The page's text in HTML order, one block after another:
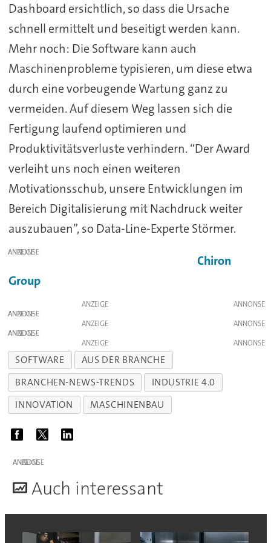
Dashboard ersichtlich, so dass die Ursache
schnell ermittelt und beseitigt werden kann.
Mehr noch: Die Software kann auch
Maschinenprobleme typisieren, um diese etwa
durch eine vorbeugende Wartung ganz zu
vermeiden. Auf diesem Weg lassen sich die
Fertigung laufend optimieren und
Produktivitätsverluste verhindern. “Der Award
verleiht uns noch einen weiteren
Motivationsschub, unsere Entwicklungen im
Bereich Digitalisierung mit Nachdruck weiter
auszubauen”, so Data-Line-Experte Störmer.
ANZEIGE
Chiron
Group
ANZEIGE
ANZEIGE
ANZEIGE
ANZEIGE
ANZEIGE
SOFTWARE
AUS DER BRANCHE
BRANCHEN-NEWS-TRENDS
INDUSTRIE 4.0
INNOVATION
MASCHINENBAU
ANZEIGE
Auch interessant